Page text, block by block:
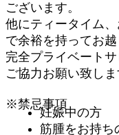
ございます。
他にティータイム
で余裕を持ってお越
完全プライベート
ご協力お願い致しま
※禁忌事項
妊娠中の方
筋腫をお持ち